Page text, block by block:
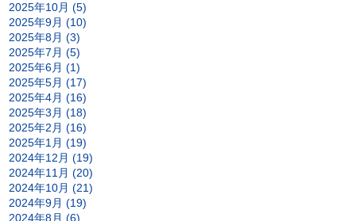
2025年10月 (5)
2025年9月 (10)
2025年8月 (3)
2025年7月 (5)
2025年6月 (1)
2025年5月 (17)
2025年4月 (16)
2025年3月 (18)
2025年2月 (16)
2025年1月 (19)
2024年12月 (19)
2024年11月 (20)
2024年10月 (21)
2024年9月 (19)
2024年8月 (6)